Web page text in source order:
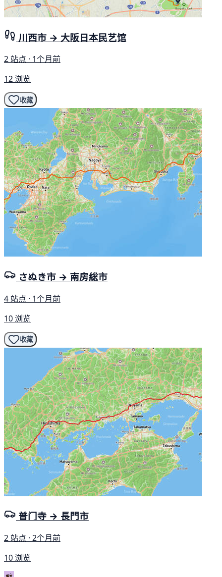
川西市 → 大阪日本民艺馆
2 站点 · 1个月前
12 浏览
收藏
さぬき市 → 南房総市
4 站点 · 1个月前
10 浏览
收藏
普门寺 → 長門市
2 站点 · 2个月前
10 浏览